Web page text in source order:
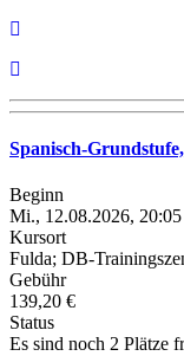
Spanisch-
Beginn
Mi., 12.08.2026,
Kursort
Fulda; DB-
Gebühr
139,20 €
Status
Es sind noch 2 Plätze